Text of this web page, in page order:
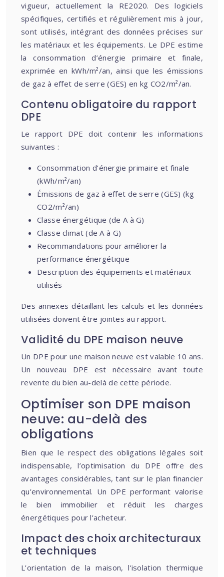
vigueur, actuellement la RE2020. Des logiciels
spécifiques, certifiés et régulièrement mis à jour,
sont utilisés, intégrant des données précises sur
les matériaux et les équipements. Le DPE estime
la consommation d’énergie primaire et finale,
exprimée en kWh/m²/an, ainsi que les émissions
de gaz à effet de serre (GES) en kg CO2/m²/an.
Contenu obligatoire du rapport
DPE
Le rapport DPE doit contenir les informations
suivantes :
Consommation d’énergie primaire et finale
(kWh/m²/an)
Émissions de gaz à effet de serre (GES) (kg
CO2/m²/an)
Classe énergétique (de A à G)
Classe climat (de A à G)
Recommandations pour améliorer la
performance énergétique
Description des équipements et matériaux
utilisés
Des annexes détaillant les calculs et les données
utilisées doivent être jointes au rapport.
Validité du DPE maison neuve
Un DPE pour une maison neuve est valable 10 ans.
Un nouveau DPE est nécessaire avant toute
revente du bien au-delà de cette période.
Optimiser son DPE maison
neuve: au-delà des
obligations
Bien que le respect des obligations légales soit
indispensable, l’optimisation du DPE offre des
avantages considérables, tant sur le plan financier
qu’environnemental. Un DPE performant valorise
le bien immobilier et réduit les charges
énergétiques pour l’acheteur.
Impact des choix architecturaux
et techniques
L’orientation de la maison, l’isolation thermique